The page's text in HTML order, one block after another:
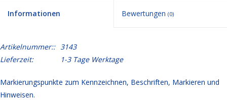
Informationen Bewertungen (0)
Artikelnummer:: 3143
Lieferzeit:
1-3 Tage Werktage
Markierungspunkte zum Kennzeichnen, Beschriften, Markieren und
Hinweisen.